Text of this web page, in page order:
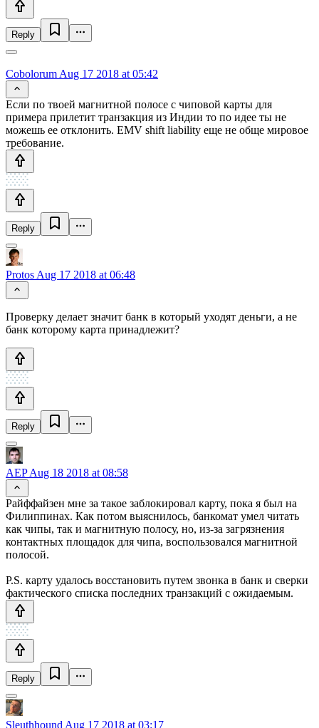
Reply
Cobolorum Aug 17 2018 at 05:42
Если по твоей магнитной полосе с чиповой карты для
примера прилетит транзакция из Индии то по идее ты не
можешь ее отклонить. EMV shift liability еще не обще мировое
требование.
Reply
Protos Aug 17 2018 at 06:48
Проверку делает значит банк в который уходят деньги, а не
банк которому карта принадлежит?
Reply
AEPAug 18 2018 at 08:58
Райффайзен мне за такое заблокировал карту, пока я был на
Филиппинах. Как потом выяснилось, банкомат умел читать
как чипы, так и магнитную полосу, но, из-за загрязнения
контактных площадок для чипа, воспользовался магнитной
полосой.
P.S. карту удалось восстановить путем звонка в банк и сверки
фактического списка последних транзакций с ожидаемым.
Reply
Sleuthhound Aug 17 2018 at 03:17